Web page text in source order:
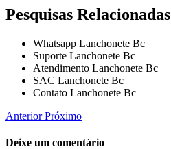
Pesquisas Relacionadas
Whatsapp Lanchonete Bc
Suporte Lanchonete Bc
Atendimento Lanchonete Bc
SAC Lanchonete Bc
Contato Lanchonete Bc
AnteriorPróximo
Deixe um comentário